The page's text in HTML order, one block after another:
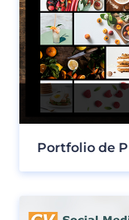
Portfolio de